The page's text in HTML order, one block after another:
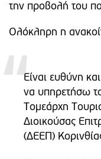
την προβολή του
Ολόκληρη η
Είναι ευθύνη
να υπηρετήσω
Τομεάρχη
Διοικούσας
(ΔΕΕΠ)